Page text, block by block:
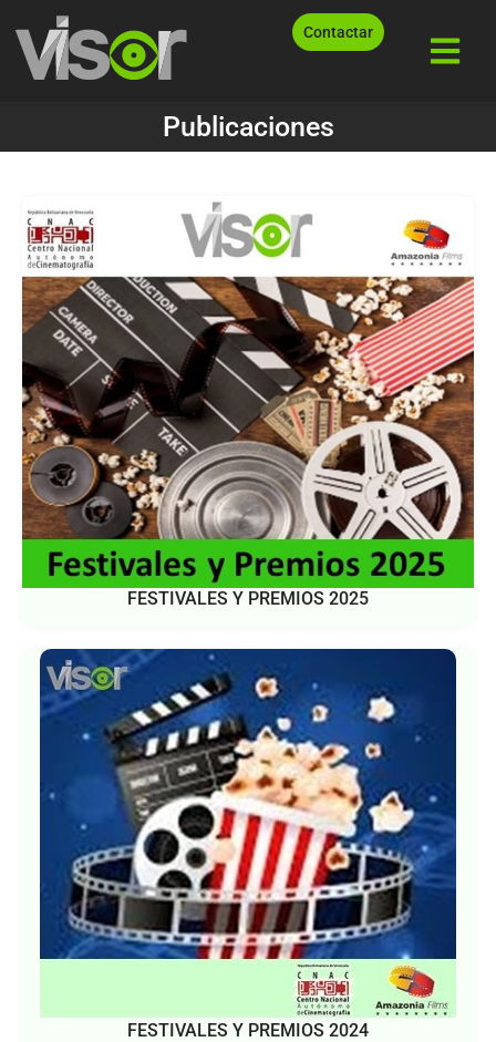
Contactar
Publicaciones
FESTIVALES Y PREMIOS 2025
FESTIVALES Y PREMIOS 2024